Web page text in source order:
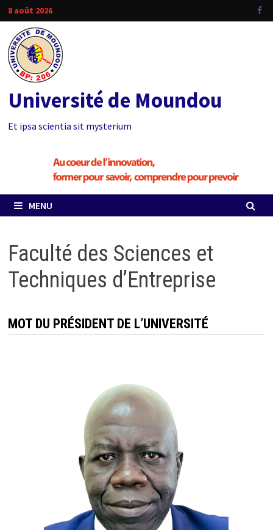
Passer
au
contenu
8 août 2026
Université de Moundou
Et ipsa scientia sit mysterium
MENU
Faculté des Sciences et
Techniques d’Entreprise
MOT DU PRÉSIDENT DE L’UNIVERSITÉ